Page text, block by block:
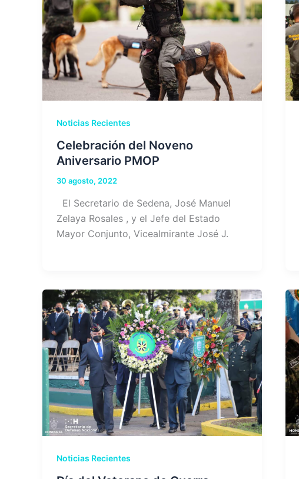
Noticias Recientes
Celebración del Noveno
Aniversario PMOP
30 agosto, 2022
El Secretario de Sedena, José Manuel
Zelaya Rosales , y el Jefe del Estado
Mayor Conjunto, Vicealmirante José J.
Noticias Recientes